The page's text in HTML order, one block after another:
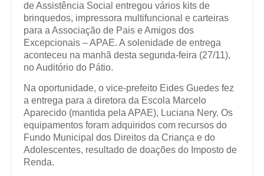
de Assistência Social entregou vários kits de
brinquedos, impressora multifuncional e carteiras
para a Associação de Pais e Amigos dos
Excepcionais – APAE. A solenidade de entrega
aconteceu na manhã desta segunda-feira (27/11),
no Auditório do Pátio.
Na oportunidade, o vice-prefeito Eides Guedes fez
a entrega para a diretora da Escola Marcelo
Aparecido (mantida pela APAE), Luciana Nery. Os
equipamentos foram adquiridos com recursos do
Fundo Municipal dos Direitos da Criança e do
Adolescentes, resultado de doações do Imposto de
Renda.